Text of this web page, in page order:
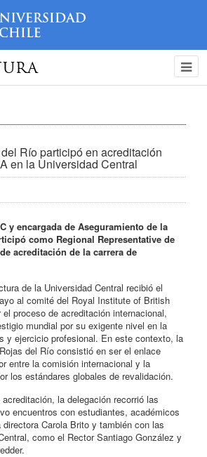
Río participó en acreditación
en la Universidad Central
y encargada de Aseguramiento de la
como Regional Representative de
acreditación de la carrera de
de la Universidad Central recibió el
al comité del Royal Institute of British
proceso de acreditación internacional,
mundial por su exigente nivel en la
y ejercicio profesional. En este contexto, la
del Río consistió en ser el enlace
entre la comisión internacional y la
los estándares globales de revalidación.
la delegación recorrió las
encuentros con estudiantes, académicos
Carola Brito y también con las
como el Rector Santiago González y